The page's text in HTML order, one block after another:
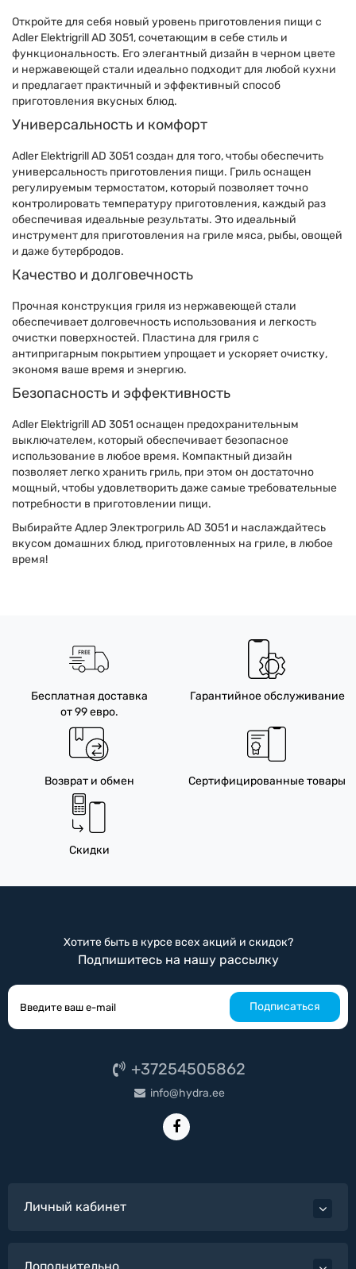
Откройте для себя новый уровень приготовления пищи с
Adler Elektrigrill AD 3051, сочетающим в себе стиль и
функциональность. Его элегантный дизайн в черном цвете
и нержавеющей стали идеально подходит для любой кухни
и предлагает практичный и эффективный способ
приготовления вкусных блюд.
Универсальность и комфорт
Adler Elektrigrill AD 3051 создан для того, чтобы обеспечить
универсальность приготовления пищи. Гриль оснащен
регулируемым термостатом, который позволяет точно
контролировать температуру приготовления, каждый раз
обеспечивая идеальные результаты. Это идеальный
инструмент для приготовления на гриле мяса, рыбы, овощей
и даже бутербродов.
Качество и долговечность
Прочная конструкция гриля из нержавеющей стали
обеспечивает долговечность использования и легкость
очистки поверхностей. Пластина для гриля с
антипригарным покрытием упрощает и ускоряет очистку,
экономя ваше время и энергию.
Безопасность и эффективность
Adler Elektrigrill AD 3051 оснащен предохранительным
выключателем, который обеспечивает безопасное
использование в любое время. Компактный дизайн
позволяет легко хранить гриль, при этом он достаточно
мощный, чтобы удовлетворить даже самые требовательные
потребности в приготовлении пищи.
Выбирайте Адлер Электрогриль AD 3051 и наслаждайтесь
вкусом домашних блюд, приготовленных на гриле, в любое
время!
Бесплатная доставка
от 99 евро.
Гарантийное обслуживание
Возврат и обмен Сертифицированные товары
Скидки
Хотите быть в курсе всех акций и скидок?
Подпишитесь на нашу рассылку
Подписаться
+37254505862
info@hydra.ee
Личный кабинет